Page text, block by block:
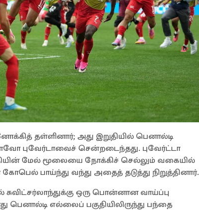
தள்ளினார்; அது இறுதியில் பெனால்டி
புவேர்டாவைச் சென்றடைந்தது. புவேர்ட்டா
மேல் மூலையை நோக்கிச் செல்லும் வகையில்
பாய்ந்து வந்து அதைத் தடுத்து நிறுத்தினார்.
சுவிட்சர்லாந்துக்கு ஒரு பொன்னான வாய்ப்பு
எல்லைப் பகுதியிலிருந்து பந்தை